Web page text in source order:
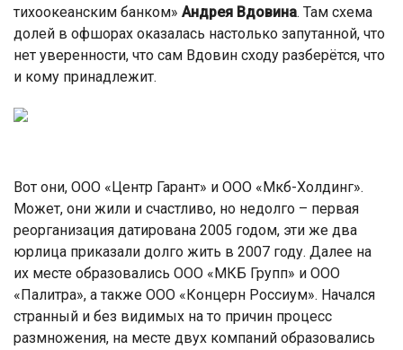
тихоокеанским банком» Андрея Вдовина. Там схема
долей в офшорах оказалась настолько запутанной, что
нет уверенности, что сам Вдовин сходу разберётся, что
и кому принадлежит.
Вот они, ООО «Центр Гарант» и ООО «Мкб-Холдинг».
Может, они жили и счастливо, но недолго – первая
реорганизация датирована 2005 годом, эти же два
юрлица приказали долго жить в 2007 году. Далее на
их месте образовались ООО «МКБ Групп» и ООО
«Палитра», а также ООО «Концерн Россиум». Начался
странный и без видимых на то причин процесс
размножения, на месте двух компаний образовались